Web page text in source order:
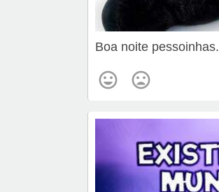
Boa noite pessoinhas.